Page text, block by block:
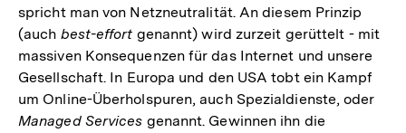
spricht man von Netzneutralität. An diesem Prinzip
(auch best-effort genannt) wird zurzeit gerüttelt - mit
massiven Konsequenzen für das Internet und unsere
Gesellschaft. In Europa und den USA tobt ein Kampf
um Online-Überholspuren, auch Spezialdienste, oder
Managed Services genannt. Gewinnen ihn die